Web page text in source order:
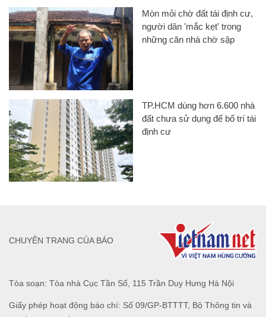
Mòn mỏi chờ đất tái định cư,
người dân 'mắc kẹt' trong
những căn nhà chờ sập
TP.HCM dùng hơn 6.600 nhà
đất chưa sử dụng để bố trí tái
định cư
Tòa soạn: Tòa nhà Cục Tần Số, 115 Trần Duy Hưng Hà Nội
Giấy phép hoạt động báo chí: Số 09/GP-BTTTT, Bộ Thông tin và
CHUYÊN TRANG CỦA BÁO